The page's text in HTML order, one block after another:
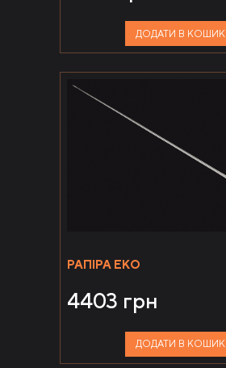
ДОДАТИ В КОШИК
РАПІРА ЕКО
4403 грн
ДОДАТИ В КОШИК